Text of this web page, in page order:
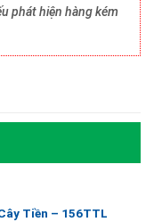
phát hiện hàng kém
Tiền – 156TTL